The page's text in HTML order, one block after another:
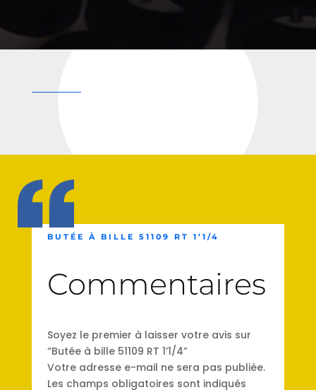
BUTÉE À BILLE 51109 RT 1’1/4
Commentaires
Soyez le premier à laisser votre avis sur
“Butée à bille 51109 RT 1’1/4”
Votre adresse e-mail ne sera pas publiée.
Les champs obligatoires sont indiqués